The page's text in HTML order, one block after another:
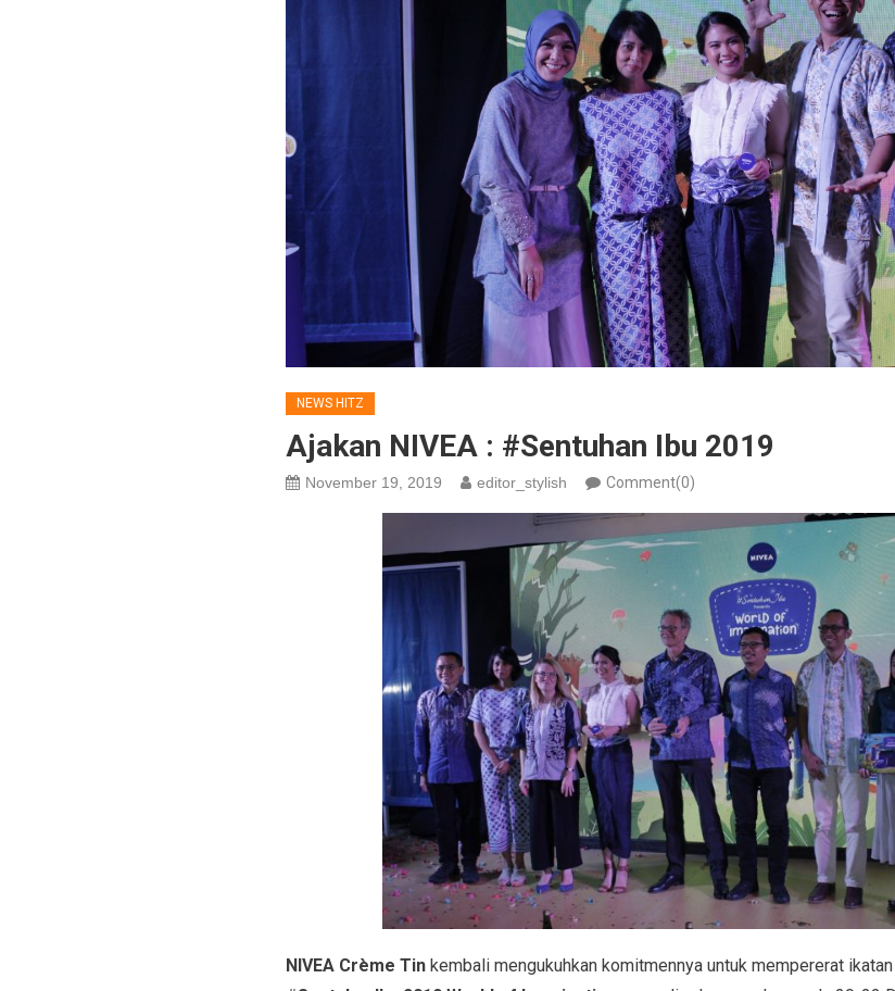
NEWS HITZ
Ajakan NIVEA : #Sentuhan Ibu 2019
November 19, 2019 editor_stylish Comment(0)
NIVEA Crème Tinkembali mengukuhkan komitmennya untuk mempererat